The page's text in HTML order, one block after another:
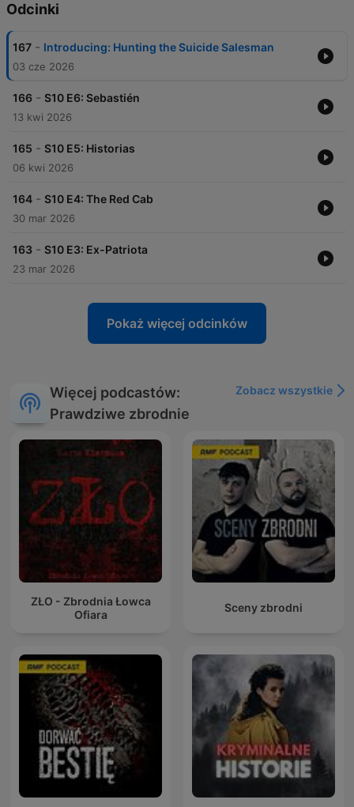
Odcinki
167 - Introducing: Hunting the Suicide Salesman
03 cze 2026
166 - S10 E6: Sebastién
13 kwi 2026
165 - S10 E5: Historias
06 kwi 2026
164 - S10 E4: The Red Cab
30 mar 2026
163 - S10 E3: Ex-Patriota
23 mar 2026
Pokaż więcej odcinków
Więcej podcastów:
Prawdziwe zbrodnie
Zobacz wszystkie
ZŁO - Zbrodnia Łowca
Ofiara
Sceny zbrodni